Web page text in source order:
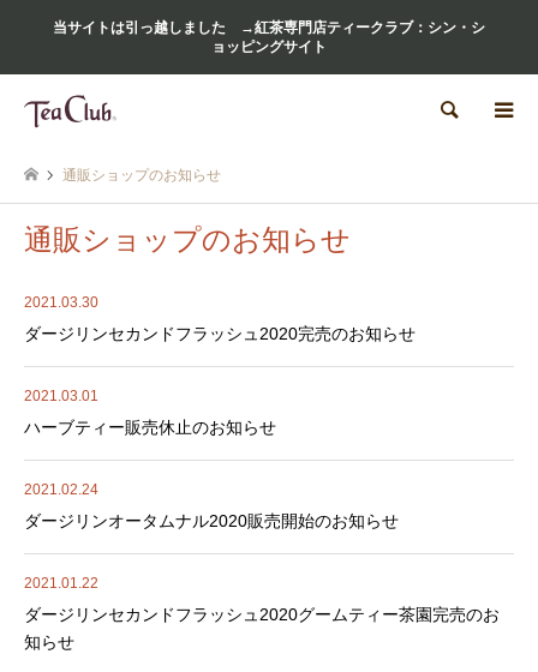
当サイトは引っ越しました →紅茶専門店ティークラブ：シン・シ
ョッピングサイト
検索
通販ショップのお知らせ
通販ショップのお知らせ
2021.03.30
ダージリンセカンドフラッシュ2020完売のお知らせ
2021.03.01
ハーブティー販売休止のお知らせ
2021.02.24
ダージリンオータムナル2020販売開始のお知らせ
2021.01.22
ダージリンセカンドフラッシュ2020グームティー茶園完売のお
知らせ